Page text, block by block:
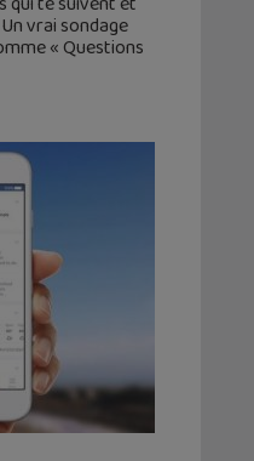
vrai sondage
« Questions